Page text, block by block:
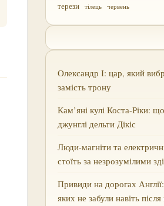
терези тілець червень
Олександр І: цар, який
замість трону
Кам’яні кулі Коста-Ріки:
джунглі дельти Дікіс
Люди-магніти та
стоїть за незрозумілими
Привиди на дорогах
яких не забули навіть